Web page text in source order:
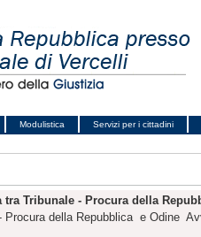
Modulistica
Servizi per i cittadini
tra Tribunale - Procura della
Procura della Repubblica e Odine